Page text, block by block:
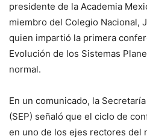
presidente de la Academia
miembro del Colegio Nacional,
quien impartió la primera
Evolución de los Sistemas
normal.
En un comunicado, la
(SEP) señaló que el ciclo de
en uno de los ejes rectores del